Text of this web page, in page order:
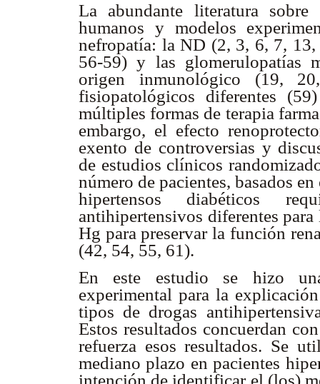
La abundante literatura
humanos y modelos
nefropatía: la ND (2, 3, 6, 7,
56-59) y las glomerulopatías
origen inmunológico (19,
fisiopatológicos diferentes
múltiples formas de terapia
embargo, el efecto
exento de controversias y
de estudios clínicos
número de pacientes, basados
hipertensos diabéticos
antihipertensivos diferentes
Hg para preservar la función
(42, 54, 55, 61).
En este estudio se hizo
experimental para la
tipos de drogas
Estos resultados concuerdan
refuerza esos resultados. Se
mediano plazo en pacientes
intención de identificar el (los)